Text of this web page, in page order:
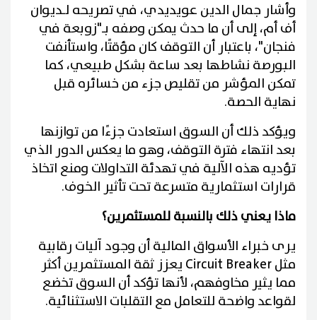
وأشار جمال الدين عويديدي، في تصريحه لـديوان
أف أم، إلى أن ما حدث يمكن وصفه بـ"زوبعة في
فنجان"، باعتبار أن التوقف كان مؤقتًا، واستأنفت
البورصة نشاطها بعد ساعة بشكل طبيعي، كما
تمكن المؤشر من تقليص جزء من خسائره قبل
نهاية الحصة.
ويؤكد ذلك أن السوق استعادت جزءًا من توازنها
بعد انتهاء فترة التوقف، وهو ما يعكس الدور الذي
تؤديه هذه الآلية في تهدئة التداولات ومنع اتخاذ
قرارات استثمارية متسرعة تحت تأثير الخوف.
ماذا يعني ذلك بالنسبة للمستثمرين؟
يرى خبراء الأسواق المالية أن وجود آليات رقابية
مثل Circuit Breaker يعزز ثقة المستثمرين أكثر
مما يثير مخاوفهم، لأنها تؤكد أن السوق تخضع
لقواعد واضحة للتعامل مع التقلبات الاستثنائية.